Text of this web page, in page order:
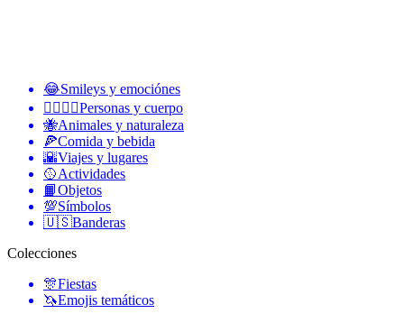
😂Smileys y emociónes
👩‍❤️‍💋‍👨Personas y cuerpo
🐝Animales y naturaleza
🍕Comida y bebida
🌇Viajes y lugares
🥎Actividades
📙Objetos
💯Símbolos
🇺🇸Banderas
Colecciones
🎊Fiestas
🦄Emojis temáticos